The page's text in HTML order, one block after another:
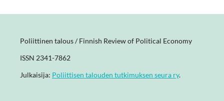
Poliittinen talous / Finnish Review of Political Economy
ISSN 2341-7862
Julkaisija: Poliittisen talouden tutkimuksen seura ry.